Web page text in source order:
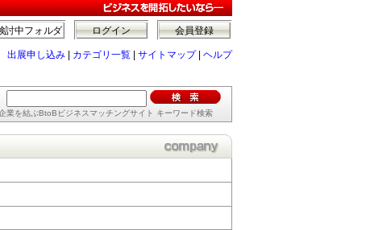
会員登録
ログイン
討中フォルダ
出展申し込み カテゴリ一覧 サイトマップ| ヘルプ
業を結ぶBtoBビジネスマッチングサイト キーワード検索